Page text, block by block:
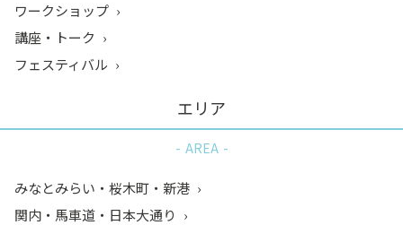
ワークショップ
講座・トーク
フェスティバル
エリア
AREA
みなとみらい・桜木町・新港
関内・馬車道・日本大通り